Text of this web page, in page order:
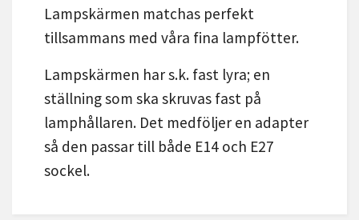
Lampskärmen matchas perfekt
tillsammans med våra fina lampfötter.
Lampskärmen har s.k. fast lyra; en
ställning som ska skruvas fast på
lamphållaren. Det medföljer en adapter
så den passar till både E14 och E27
sockel.